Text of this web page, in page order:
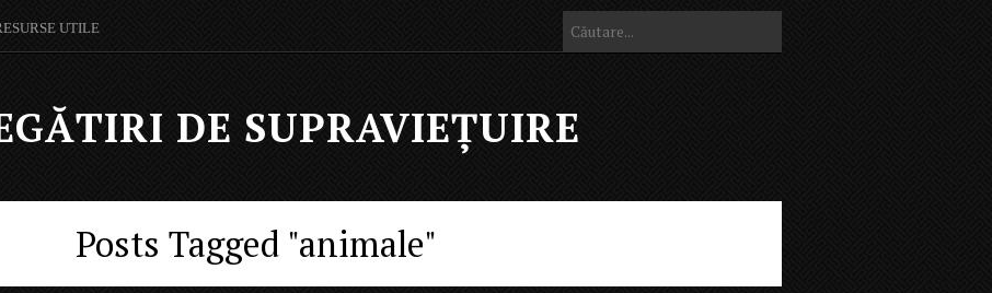
UTILE
DE SUPRAVIEȚUIRE
Posts Tagged "animale"